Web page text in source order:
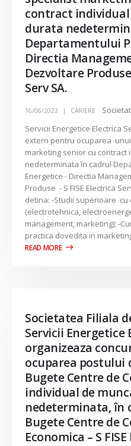
contract individual
durata
Departamentului
Directia
Dezvoltare
Serv SA.
16/06/2023 CARIERE
Servicii Energetice Electrica
extern pentru ocuparea
marketing senior cu
nedeterminata în cadrul
Energetice - Directia
Produse - S FISE Electrica
detina: -Studii superioare cu
(electrotehnica,
management, marketing); -
practica dovedita in
Societatea Filiala
Servicii Energetice
organizeaza
ocuparea postului
Bugete Centre de
individual de
nedeterminata, în
Bugete Centre de
Economica – S